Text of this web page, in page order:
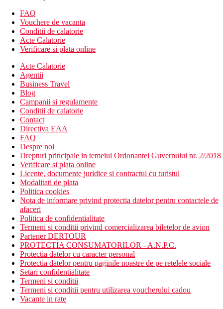
Hotelul dispune de:
hol de intrare cu receptie
257 de camere si suite
2 piscine
sali de conferinte
sala de fitness
SPA
club pentru adolescenti
Descrierea plajei
plaja cu nisip
Activitati sportive gratuite
fitness
ping-pong
volei pe plaja
fitness in aer liber
terenuri de pickle ball
lectii de grup (yoga, pilates, cross fit, box, spinning,
paddle board)
baie cu aburi
sauna
jacuzzi
Activitati sportive contra cost
sporturi nautice motorizate si nemotorizate pe plaja
masaje
Dieta
Ultra All Inclusive:
FAQ
Vouchere de vacanta
Conditii de calatorie
Acte Calatorie
Verificare si plata online
Acte Calatorie
Agentii
Business Travel
Blog
Campanii si regulamente
Conditii de calatorie
Contact
Directiva EAA
FAQ
Despre noi
Drepturi principale in temeiul Ordonantei Guvernului nr. 2/2018
Verificare si plata online
Licente, documente juridice si contractul cu turistul
Modalitati de plata
Politica cookies
Nota de informare privind protectia datelor pentru contactele de
afaceri
Politica de confidentialitate
Termeni si conditii privind comercializarea biletelor de avion
Partener DERTOUR
PROTECTIA CONSUMATORILOR - A.N.P.C.
Protectia datelor cu caracter personal
Protectia datelor pentru paginile noastre de pe retelele sociale
Setari confidentialitate
Termeni si conditii
Termeni si conditii pentru utilizarea voucherului cadou
Vacante in rate